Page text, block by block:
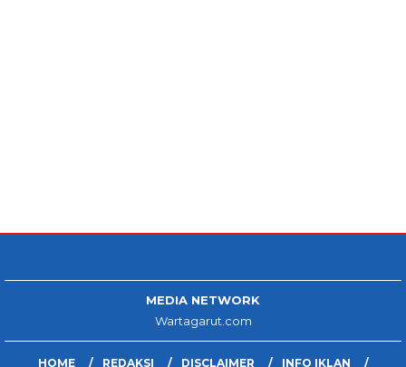
MEDIA NETWORK
Wartagarut.com
HOME REDAKSI DISCLAIMER INFO IKLAN